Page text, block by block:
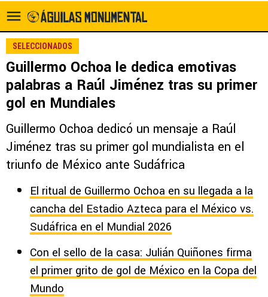
SELECCIONADOS
Guillermo Ochoa le dedica emotivas
palabras a Raúl Jiménez tras su primer
gol en Mundiales
Guillermo Ochoa dedicó un mensaje a Raúl
Jiménez tras su primer gol mundialista en el
triunfo de México ante Sudáfrica
El ritual de Guillermo Ochoa en su llegada a la
cancha del Estadio Azteca para el México vs.
Sudáfrica en el Mundial 2026
Con el sello de la casa: Julián Quiñones firma
el primer grito de gol de México en la Copa del
Mundo